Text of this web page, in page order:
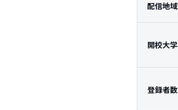
配信地域
開校大学
登録者数